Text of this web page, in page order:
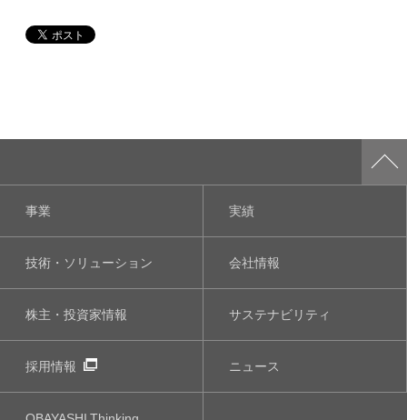
事業 実績
技術・ソリューション 会社情報
株主・投資家情報 サステナビリティ
採用情報 ニュース